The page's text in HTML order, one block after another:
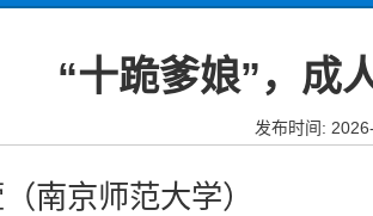
“十跪爹娘”，成
发布时间:
京师范大学）